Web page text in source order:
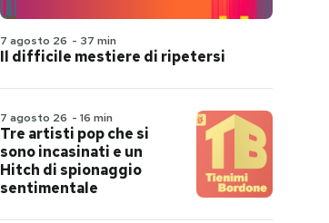
7 agosto 26 - 37 min
Il difficile mestiere di ripetersi
7 agosto 26 - 16 min
Tre artisti pop che si
sono incasinati e un
Hitch di spionaggio
sentimentale